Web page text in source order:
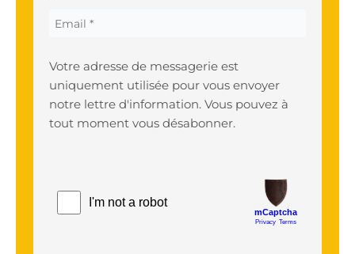
Votre adresse de messagerie est
uniquement utilisée pour vous envoyer
notre lettre d'information. Vous pouvez à
tout moment vous désabonner.